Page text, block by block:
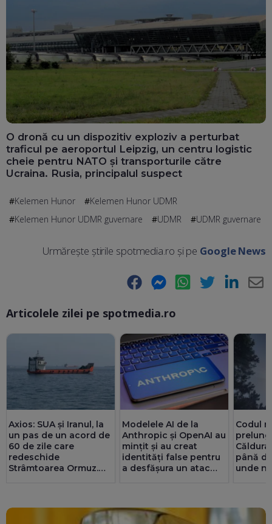
O dronă cu un dispozitiv exploziv a perturbat
traficul pe aeroportul Leipzig, un centru logistic
cheie pentru NATO și transporturile către
Ucraina. Rusia, principalul suspect
Kelemen Hunor
Kelemen Hunor UDMR
Kelemen Hunor UDMR guvernare
UDMR UDMR guvernare
Urmărește știrile spotmedia.ro și pe Google News
Facebook Messenger WhatsApp Twitter LinkedIn
Articolele zilei pe spotmedia.ro
Axios: SUA și Iranul, la
un pas de un acord de
60 de zile care
redeschide
Strâmtoarea Ormuz.
Modelele AI de la
Anthropic și OpenAI au
mințit și au creat
identități false pentru
a desfășura un atac
Codul
până
unde